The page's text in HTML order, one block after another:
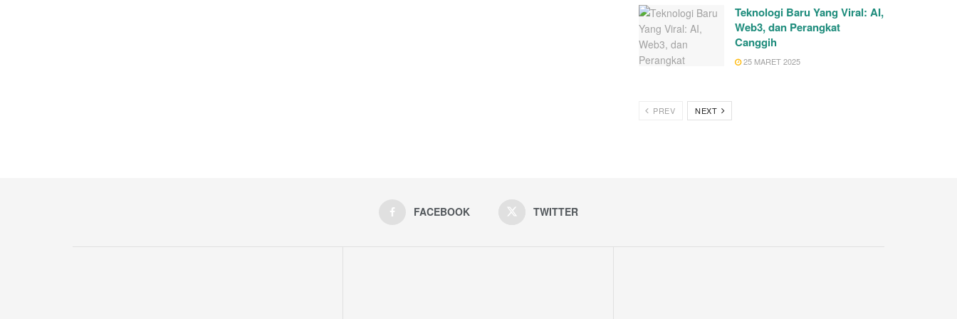
Teknologi Baru Yang Viral: AI,
Web3, dan Perangkat
Canggih
25 MARET 2025
PREV NEXT
FACEBOOK TWITTER